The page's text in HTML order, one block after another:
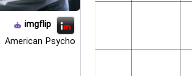
imgflip
American Psycho